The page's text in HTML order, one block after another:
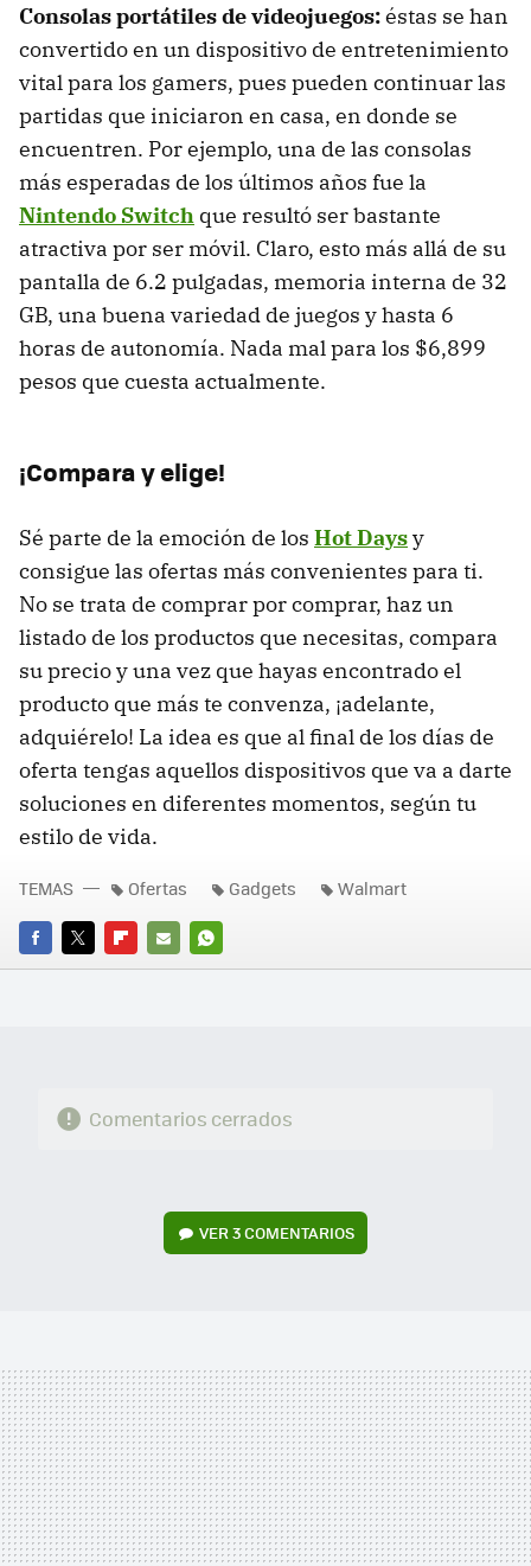
Consolas portátiles de videojuegos:éstas se han
convertido en un dispositivo de entretenimiento
vital para los gamers, pues pueden continuar las
partidas que iniciaron en casa, en donde se
encuentren. Por ejemplo, una de las consolas
más esperadas de los últimos años fue la
Nintendo Switch que resultó ser bastante
atractiva por ser móvil. Claro, esto más allá de su
pantalla de 6.2 pulgadas, memoria interna de 32
GB, una buena variedad de juegos y hasta 6
horas de autonomía. Nada mal para los $6,899
pesos que cuesta actualmente.
¡Compara y elige!
Sé parte de la emoción de los Hot Daysy
consigue las ofertas más convenientes para ti.
No se trata de comprar por comprar, haz un
listado de los productos que necesitas, compara
su precio y una vez que hayas encontrado el
producto que más te convenza, ¡adelante,
adquiérelo! La idea es que al final de los días de
oferta tengas aquellos dispositivos que va a darte
soluciones en diferentes momentos, según tu
estilo de vida.
FACEBOOK
TWITTERFLIPBOARD
E-
WHATSAPP
TEMAS Ofertas Gadgets Walmart
Comentarios cerrados
VER3 COMENTARIOS